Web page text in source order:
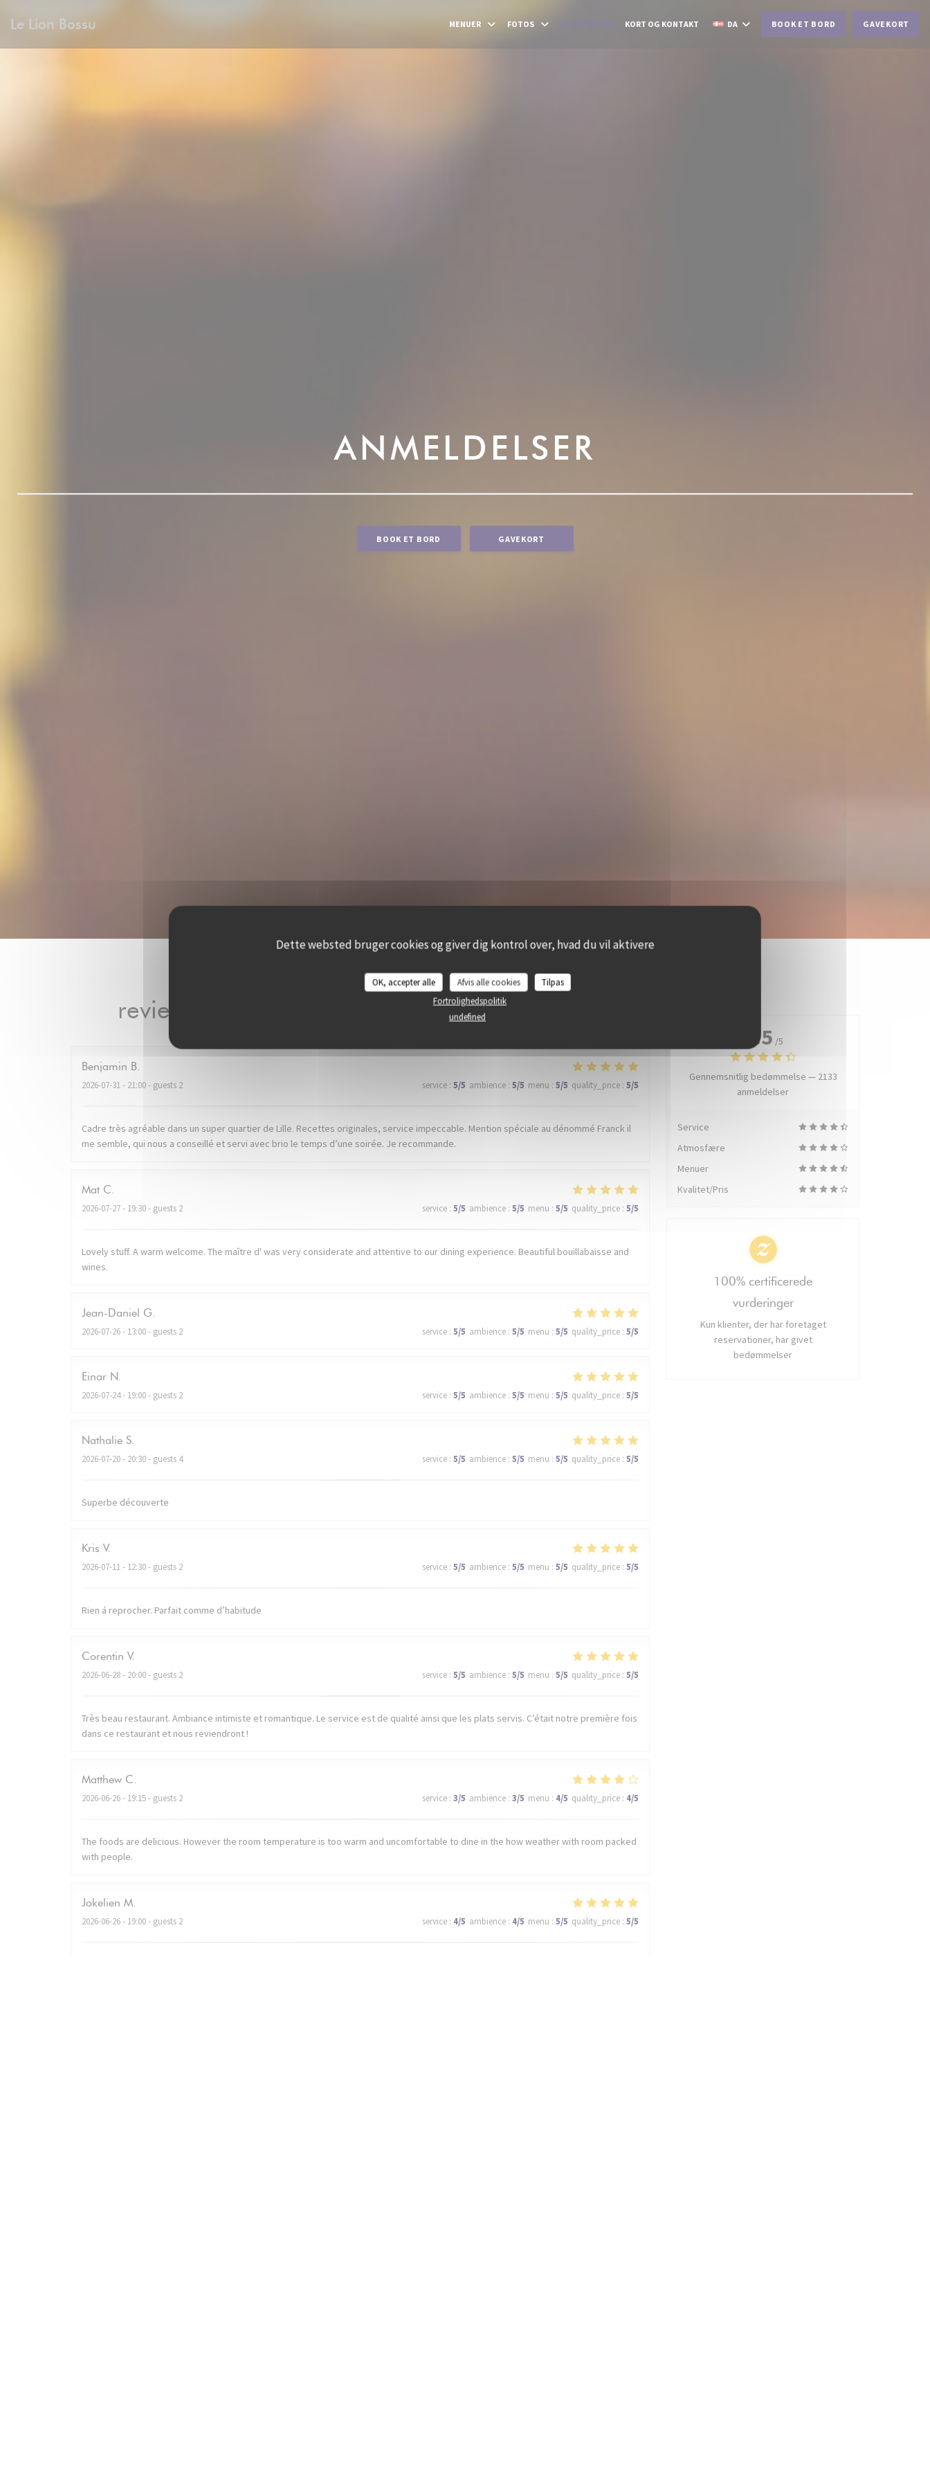
Dette websted bruger cookies og giver dig kontrol over, hvad du vil aktivere
OK, accepter alle Afvis alle cookies
Tilpas
Fortrolighedspolitik
undefined
Le Lion Bossu MENUER FOTOS ANMELDELSER KORT OG KONTAKT DA BOOK ET BORD GAVEKORT
ANMELDELSER
BOOK ET BORD GAVEKORT
reviews_from_our_clients_following_booking
Benjamin B
2026-07-31- 21:00 - guests 2 service : 5/5 ambience : 5/5 menu : 5/5 quality_price : 5/5
Cadre très agréable dans un super quartier de Lille. Recettes originales, service impeccable. Mention spéciale au dénommé Franck il
me semble, qui nous a conseillé et servi avec brio le temps d’une soirée. Je recommande.
Mat C
2026-07-27- 19:30 - guests 2 service : 5/5 ambience : 5/5 menu : 5/5 quality_price : 5/5
Lovely stuff. A warm welcome. The maître d' was very considerate and attentive to our dining experience. Beautiful bouillabaisse and
wines.
Jean-Daniel G
2026-07-26- 13:00 - guests 2 service : 5/5 ambience : 5/5 menu : 5/5 quality_price : 5/5
Einar N
2026-07-24- 19:00 - guests 2 service : 5/5 ambience : 5/5 menu : 5/5 quality_price : 5/5
Nathalie S
2026-07-20- 20:30 - guests 4 service : 5/5 ambience : 5/5 menu : 5/5 quality_price : 5/5
Superbe découverte
Kris V
2026-07-11- 12:30 - guests 2 service : 5/5 ambience : 5/5 menu : 5/5 quality_price : 5/5
Rien á reprocher. Parfait comme d’habitude
Corentin V
2026-06-28- 20:00 - guests 2 service : 5/5 ambience : 5/5 menu : 5/5 quality_price : 5/5
Très beau restaurant. Ambiance intimiste et romantique. Le service est de qualité ainsi que les plats servis. C’était notre première fois
dans ce restaurant et nous reviendront !
Matthew C
2026-06-26- 19:15 - guests 2 service : 3/5 ambience : 3/5 menu : 4/5 quality_price : 4/5
The foods are delicious. However the room temperature is too warm and uncomfortable to dine in the how weather with room packed
with people.
Jokelien M
2026-06-26- 19:00 - guests 2 service : 4/5 ambience : 4/5 menu : 5/5 quality_price : 5/5
4.5 /5
Gennemsnitlig bedømmelse — 2133
anmeldelser
Service
Atmosfære
Menuer
Kvalitet/Pris
100% certificerede
vurderinger
Kun klienter, der har foretaget
reservationer, har givet
bedømmelser